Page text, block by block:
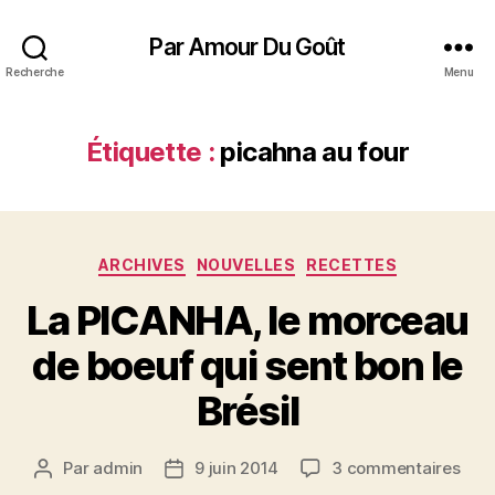
Recherche
Par Amour Du Goût
Menu
Étiquette : picahna au four
Catégories
ARCHIVES NOUVELLES RECETTES
La PICANHA, le morceau
de boeuf qui sent bon le
Brésil
Auteur
Par admin
Date9 juin 2014 3 commentairessur